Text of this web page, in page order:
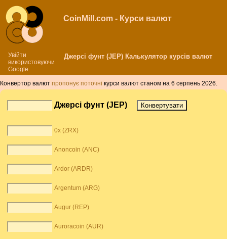
Увійти
використовуючи
Google
CoinMill.com - Курси валют
Джерсі фунт (JEP) Калькулятор курсів валют
Конвертор валют пропонує поточні курси валют станом на 6 серпень 2026.
Джерсі фунт (JEP)
0x (ZRX)
Anoncoin (ANC)
Ardor (ARDR)
Argentum (ARG)
Augur (REP)
Auroracoin (AUR)